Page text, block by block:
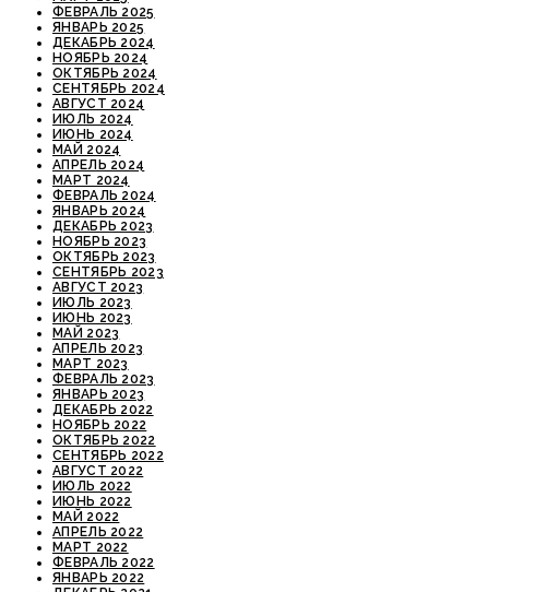
ФЕВРАЛЬ 2025
ЯНВАРЬ 2025
ДЕКАБРЬ 2024
НОЯБРЬ 2024
ОКТЯБРЬ 2024
СЕНТЯБРЬ 2024
АВГУСТ 2024
ИЮЛЬ 2024
ИЮНЬ 2024
МАЙ 2024
АПРЕЛЬ 2024
МАРТ 2024
ФЕВРАЛЬ 2024
ЯНВАРЬ 2024
ДЕКАБРЬ 2023
НОЯБРЬ 2023
ОКТЯБРЬ 2023
СЕНТЯБРЬ 2023
АВГУСТ 2023
ИЮЛЬ 2023
ИЮНЬ 2023
МАЙ 2023
АПРЕЛЬ 2023
МАРТ 2023
ФЕВРАЛЬ 2023
ЯНВАРЬ 2023
ДЕКАБРЬ 2022
НОЯБРЬ 2022
ОКТЯБРЬ 2022
СЕНТЯБРЬ 2022
АВГУСТ 2022
ИЮЛЬ 2022
ИЮНЬ 2022
МАЙ 2022
АПРЕЛЬ 2022
МАРТ 2022
ФЕВРАЛЬ 2022
ЯНВАРЬ 2022